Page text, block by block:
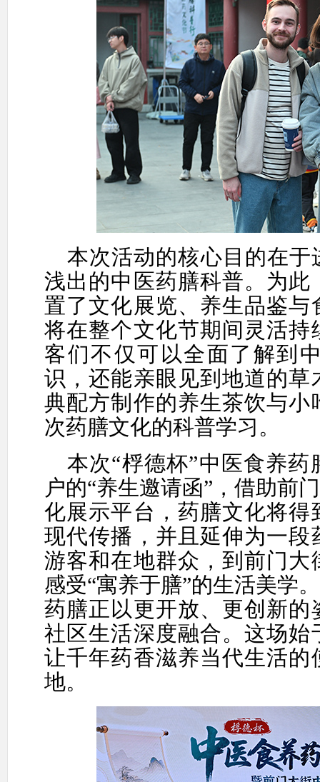
本次活动的核心目的在
浅出的中医药膳科普。为
置了文化展览、养生品鉴与
将在整个文化节期间 灵活持
客们不仅可以全面了解到
识，还能亲眼见到地道的草
典配方制作的养生茶饮与
次药膳文化的科普学习。
本次“桴德杯”中医食养药
户的“养生邀请函”， 借助前
化展示平台，药膳文化将得
现代传播 ，并且延伸为一段
游客和在地群众，到前门大
感受“寓养于膳”的生活美学。
药膳正以更开放、更创新
社区生活深度融合。这场
让千年药香滋养当代生活的
地。